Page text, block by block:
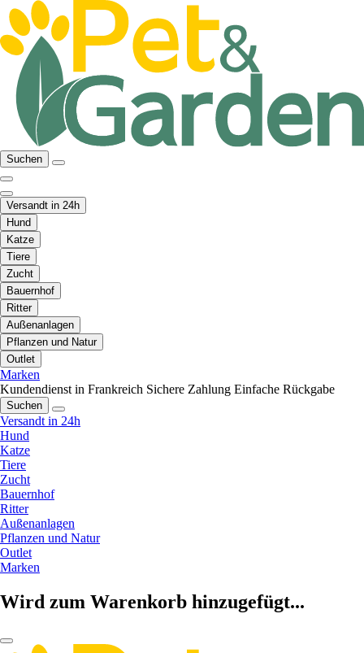
Suchen
Versandt in 24h
Hund
Katze
Tiere
Zucht
Bauernhof
Ritter
Außenanlagen
Pflanzen und Natur
Outlet
Marken
Kundendienst in Frankreich Sichere Zahlung Einfache Rückgabe
Suchen
Versandt in 24h
Hund
Katze
Tiere
Zucht
Bauernhof
Ritter
Außenanlagen
Pflanzen und Natur
Outlet
Marken
Wird zum Warenkorb hinzugefügt...